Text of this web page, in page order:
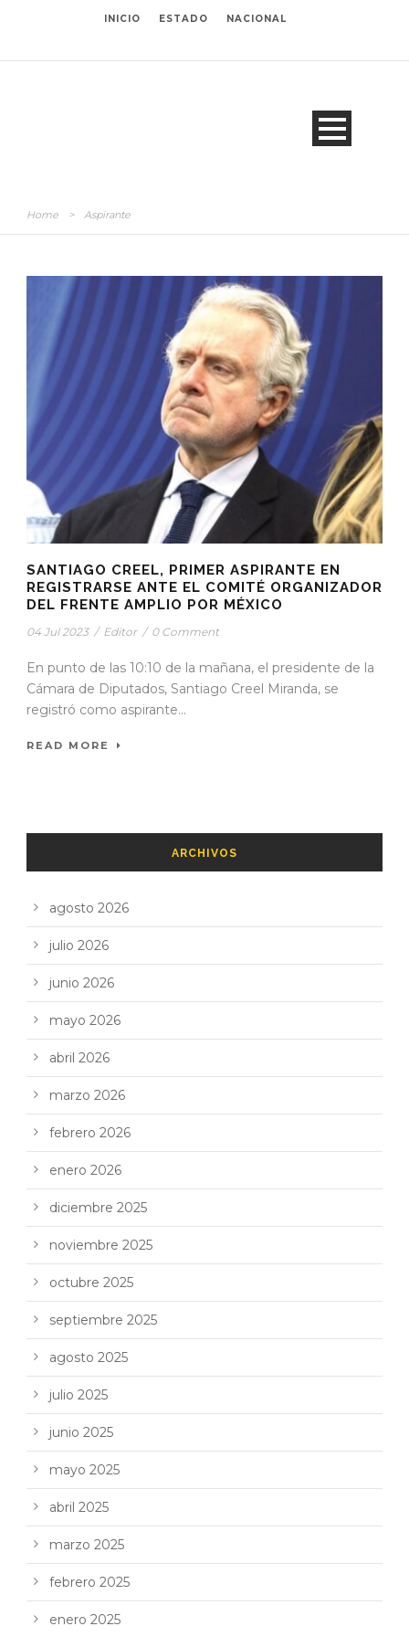
INICIO ESTADO NACIONAL
Home > Aspirante
SANTIAGO CREEL, PRIMER ASPIRANTE EN
REGISTRARSE ANTE EL COMITÉ ORGANIZADOR
DEL FRENTE AMPLIO POR MÉXICO
04 Jul 2023 / Editor / 0 Comment
En punto de las 10:10 de la mañana, el presidente de la
Cámara de Diputados, Santiago Creel Miranda, se
registró como aspirante...
READ MORE
ARCHIVOS
agosto 2026
julio 2026
junio 2026
mayo 2026
abril 2026
marzo 2026
febrero 2026
enero 2026
diciembre 2025
noviembre 2025
octubre 2025
septiembre 2025
agosto 2025
julio 2025
junio 2025
mayo 2025
abril 2025
marzo 2025
febrero 2025
enero 2025